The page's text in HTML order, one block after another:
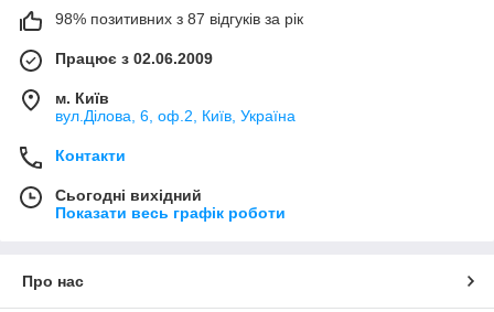
98% позитивних з 87 відгуків за рік
Працює з 02.06.2009
м. Київ
вул.Ділова, 6, оф.2, Київ, Україна
Контакти
Сьогодні вихідний
Показати весь графік роботи
Про нас